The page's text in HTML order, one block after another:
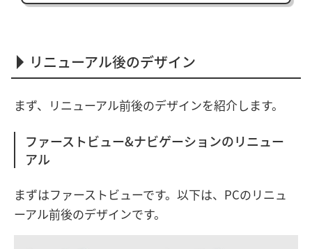
リニューアル後のデザイン
まず、リニューアル前後のデザインを紹介します。
ファーストビュー&ナビゲーションのリニュー
アル
まずはファーストビューです。以下は、PCのリニュ
ーアル前後のデザインです。